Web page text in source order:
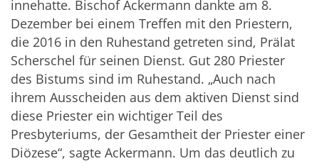
innehatte. Bischof Ackermann dankte am 8.
Dezember bei einem Treffen mit den Priestern,
die 2016 in den Ruhestand getreten sind, Prälat
Scherschel für seinen Dienst. Gut 280 Priester
des Bistums sind im Ruhestand. „Auch nach
ihrem Ausscheiden aus dem aktiven Dienst sind
diese Priester ein wichtiger Teil des
Presbyteriums, der Gesamtheit der Priester einer
Diözese“, sagte Ackermann. Um das deutlich zu